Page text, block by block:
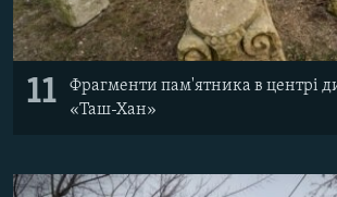
11
Фрагменти пам'ятника в центрі
«Таш-Хан»